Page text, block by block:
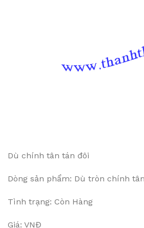
Dù chính tân tán đôi
Dòng sản phẩm: Dù tròn chính
Tình trạng: Còn Hàng
Giá: VNĐ